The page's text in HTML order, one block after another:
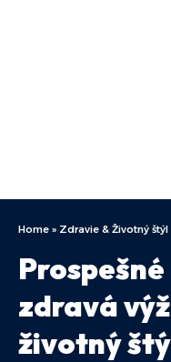
Home » Zdravie & Životný štýl
zdravá
životný